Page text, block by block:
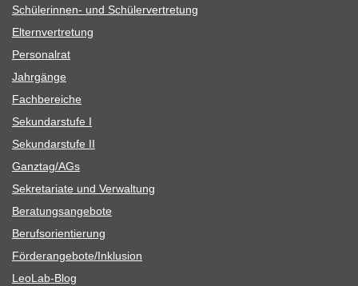
Schü­le­rin­nen- und Schülervertretung
Eltern­ver­tre­tung
Per­so­nal­rat
Jahr­gänge
Fach­be­rei­che
Sekun­dar­stufe I
Sekun­dar­stufe II
Ganztag/​​AGs
Sekre­ta­riate und Verwaltung
Bera­tungs­an­ge­bote
Berufs­ori­en­tie­rung
Förderangebote/​​Inklusion
Leo­Lab-Blog